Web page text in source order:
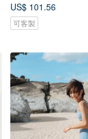
US$ 101.56
可客製